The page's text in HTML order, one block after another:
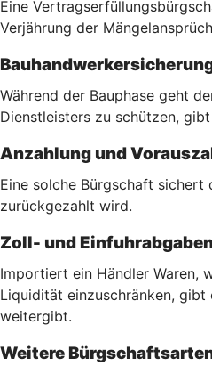
Eine
Verjährung der
Während der Bauphase geht
Dienstleisters zu schützen,
Anzahlung und
Eine solche Bürgschaft sichert
zurückgezahlt wird.
Zoll- und
Importiert ein Händler Waren,
Liquidität einzuschränken,
weitergibt.
Weitere